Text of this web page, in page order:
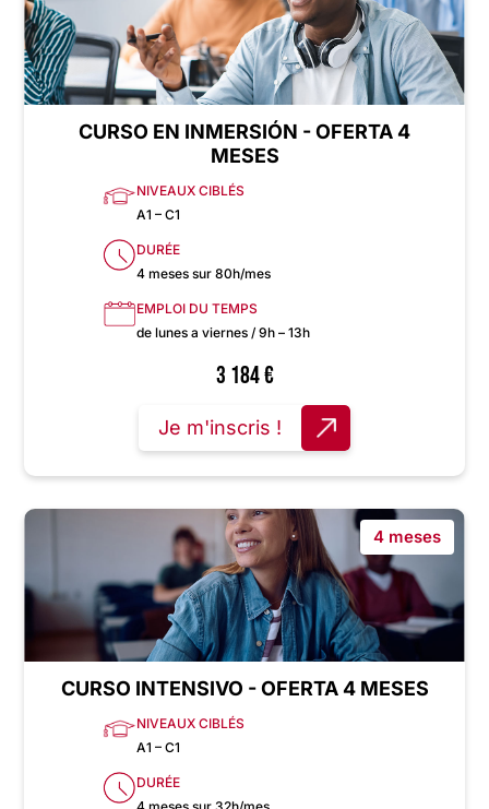
CURSO EN INMERSIÓN - OFERTA 4
MESES
NIVEAUX CIBLÉS
A1 – C1
DURÉE
4 meses sur 80h/mes
EMPLOI DU TEMPS
de lunes a viernes / 9h – 13h
3 184€
Je m'inscris !
4 meses
CURSO INTENSIVO - OFERTA 4 MESES
NIVEAUX CIBLÉS
A1 – C1
DURÉE